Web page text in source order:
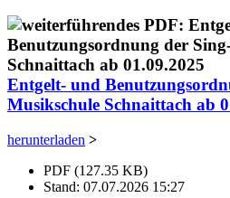
Entgelt- und
Musikschule Schnaittach ab
herunterladen >
PDF (127.35 KB)
Stand: 07.07.2026 15:27